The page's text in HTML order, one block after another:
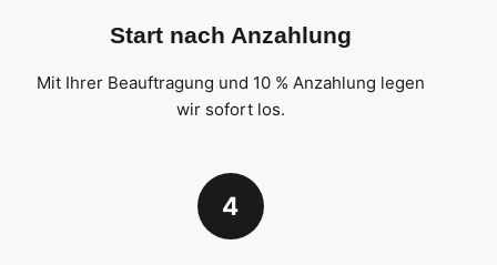
Start nach Anzahlung
Mit Ihrer Beauftragung und 10 % Anzahlung legen
wir sofort los.
4